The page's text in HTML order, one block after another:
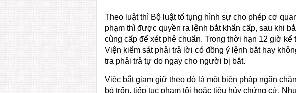
Theo luật thì Bộ luật tố tụng hình sự cho phép cơ
phạm thì được quyền ra lệnh bắt khẩn cấp, sau khi
cùng cấp để xét phê chuẩn. Trong thời hạn 12 giờ
Viện kiểm sát phải trả lời có đồng ý lệnh bắt hay
tra phải trả tự do ngay cho người bị bắt.
Việc bắt giam giữ theo đó là một biện pháp ngăn
bỏ trốn, tiếp tục phạm tội hoặc tiêu hủy chứng cứ.